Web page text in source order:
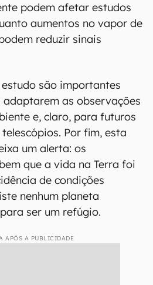
podem afetar estudos
aumentos no vapor de
reduzir sinais
são importantes
as observações
e, claro, para futuros
Por fim, esta
um alerta: os
que a vida na Terra foi
de condições
nenhum planeta
ser um refúgio.
APÓS A PUBLICIDADE